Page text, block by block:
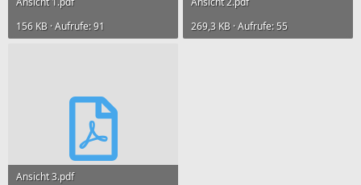
156 KB · Aufrufe: 91
269,3 KB · Aufrufe: 55
Ansicht 3.pdf